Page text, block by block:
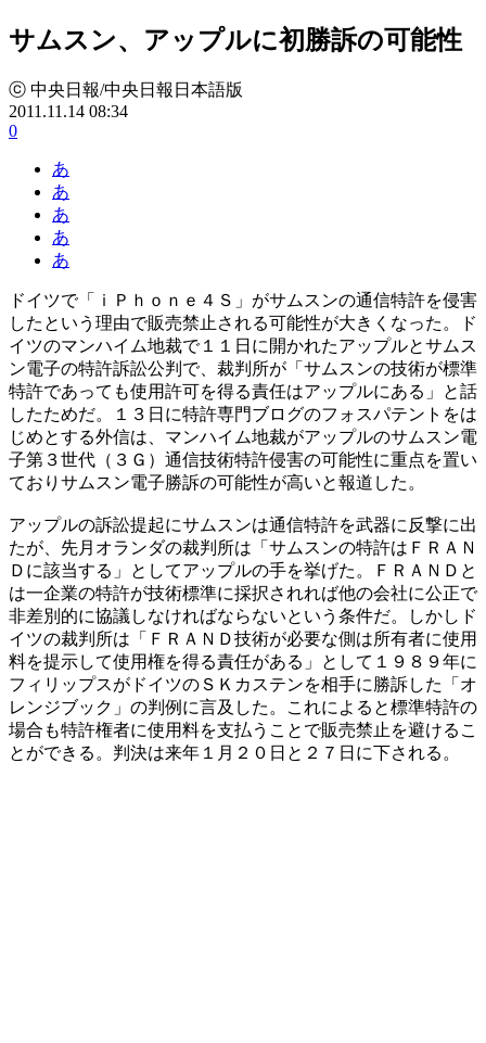
サムスン、アップルに初勝訴の可能性
ⓒ 中央日報/中央日報日本語版
2011.11.14 08:34
0
あ
あ
あ
あ
あ
ドイツで「ｉＰｈｏｎｅ４Ｓ」がサムスンの通信特許を侵害
したという理由で販売禁止される可能性が大きくなった。ド
イツのマンハイム地裁で１１日に開かれたアップルとサムス
ン電子の特許訴訟公判で、裁判所が「サムスンの技術が標準
特許であっても使用許可を得る責任はアップルにある」と話
したためだ。１３日に特許専門ブログのフォスパテントをは
じめとする外信は、マンハイム地裁がアップルのサムスン電
子第３世代（３Ｇ）通信技術特許侵害の可能性に重点を置い
ておりサムスン電子勝訴の可能性が高いと報道した。
アップルの訴訟提起にサムスンは通信特許を武器に反撃に出
たが、先月オランダの裁判所は「サムスンの特許はＦＲＡＮ
Ｄに該当する」としてアップルの手を挙げた。ＦＲＡＮＤと
は一企業の特許が技術標準に採択されれば他の会社に公正で
非差別的に協議しなければならないという条件だ。しかしド
イツの裁判所は「ＦＲＡＮＤ技術が必要な側は所有者に使用
料を提示して使用権を得る責任がある」として１９８９年に
フィリップスがドイツのＳＫカステンを相手に勝訴した「オ
レンジブック」の判例に言及した。これによると標準特許の
場合も特許権者に使用料を支払うことで販売禁止を避けるこ
とができる。判決は来年１月２０日と２７日に下される。